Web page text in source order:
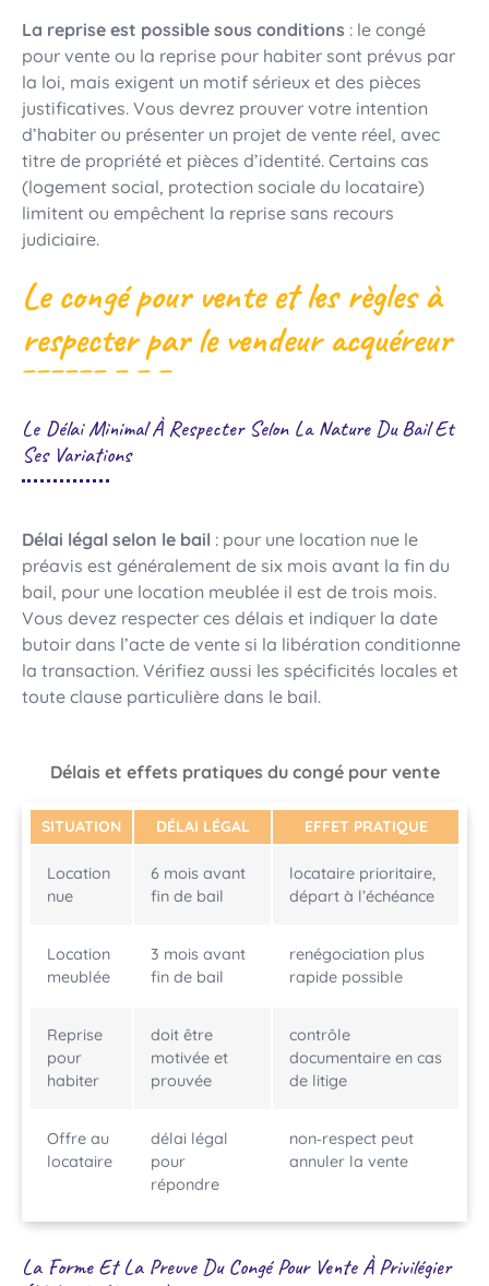
La reprise est possible sous conditions : le congé
pour vente ou la reprise pour habiter sont prévus par
la loi, mais exigent un motif sérieux et des pièces
justificatives. Vous devrez prouver votre intention
d’habiter ou présenter un projet de vente réel, avec
titre de propriété et pièces d’identité. Certains cas
(logement social, protection sociale du locataire)
limitent ou empêchent la reprise sans recours
judiciaire.
Le congé pour vente et les règles à
respecter par le vendeur acquéreur
Le Délai Minimal À Respecter Selon La Nature Du Bail Et
Ses Variations
Délai légal selon le bail : pour une location nue le
préavis est généralement de six mois avant la fin du
bail, pour une location meublée il est de trois mois.
Vous devez respecter ces délais et indiquer la date
butoir dans l’acte de vente si la libération conditionne
la transaction. Vérifiez aussi les spécificités locales et
toute clause particulière dans le bail.
Délais et effets pratiques du congé pour vente
SITUATION DÉLAI LÉGAL EFFET PRATIQUE
Location
nue
6 mois avant
fin de bail
locataire prioritaire,
départ à l’échéance
Location
meublée
3 mois avant
fin de bail
renégociation plus
rapide possible
Reprise
pour
habiter
doit être
motivée et
prouvée
contrôle
documentaire en cas
de litige
Offre au
locataire
délai légal
pour
répondre
non‑respect peut
annuler la vente
La Forme Et La Preuve Du Congé Pour Vente À Privilégier